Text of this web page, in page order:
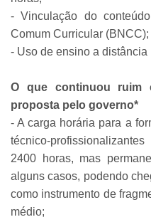
- Vinculação do
Comum Curricular (BNCC);
- Uso de ensino a distância
O que continuou ruim
proposta pelo governo*
- A carga horária para a
técnico-
2400 horas, mas
alguns casos, podendo
como instrumento de
médio;